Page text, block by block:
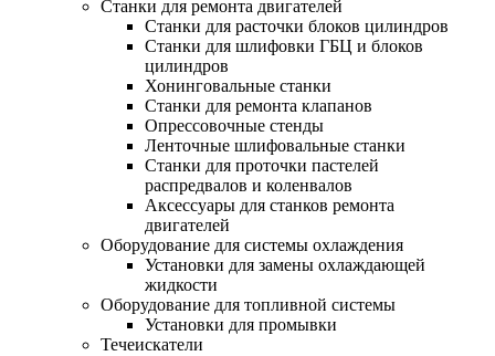
Станки для ремонта двигателей
Станки для расточки блоков цилиндров
Станки для шлифовки ГБЦ и блоков
цилиндров
Хонинговальные станки
Станки для ремонта клапанов
Опрессовочные стенды
Ленточные шлифовальные станки
Станки для проточки пастелей
распредвалов и коленвалов
Аксессуары для станков ремонта
двигателей
Оборудование для системы охлаждения
Установки для замены охлаждающей
жидкости
Оборудование для топливной системы
Установки для промывки
Течеискатели